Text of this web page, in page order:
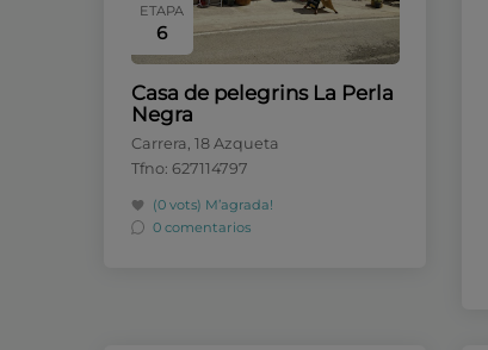
ETAPA
6
Casa de pelegrins La Perla
Negra
Carrera, 18 Azqueta
Tfno: 627114797
(0 vots) M’agrada!
0 comentarios